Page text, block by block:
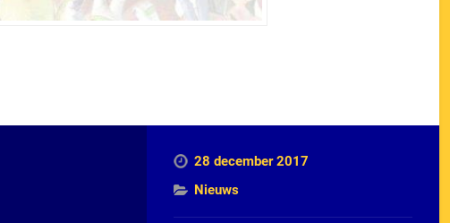
28 december 2017
Nieuws